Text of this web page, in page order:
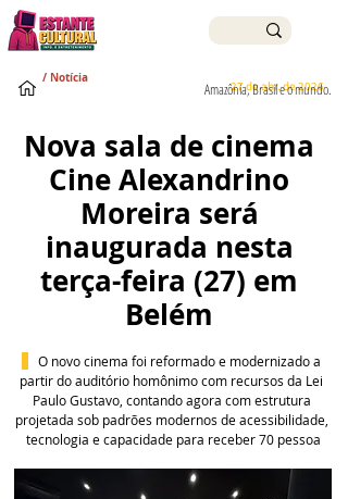
27 de abr. de 2026
Amazônia, Brasil e o mundo.
/ Notícia
Nova sala de cinema
Cine Alexandrino
Moreira será
inaugurada nesta
terça-feira (27) em
Belém
O novo cinema foi reformado e modernizado a
partir do auditório homônimo com recursos da Lei
Paulo Gustavo, contando agora com estrutura
projetada sob padrões modernos de acessibilidade,
tecnologia e capacidade para receber 70 pessoa